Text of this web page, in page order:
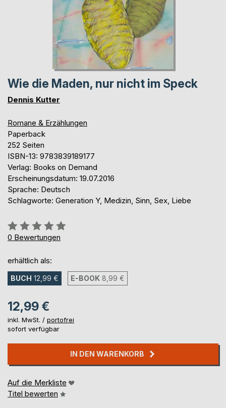
Wie die Maden, nur nicht im Speck
Dennis Kutter
Romane & Erzählungen
Paperback
252 Seiten
ISBN-13: 9783839189177
Verlag: Books on Demand
Erscheinungsdatum: 19.07.2016
Sprache: Deutsch
Schlagworte: Generation Y, Medizin, Sinn, Sex, Liebe
Bewertung::
0%
0 Bewertungen
erhältlich als:
BUCH 12,99 € E-BOOK 8,99 €
12,99 €
inkl. MwSt. / portofrei
sofort verfügbar
IN DEN WARENKORB
Auf die Merkliste
Titel bewerten